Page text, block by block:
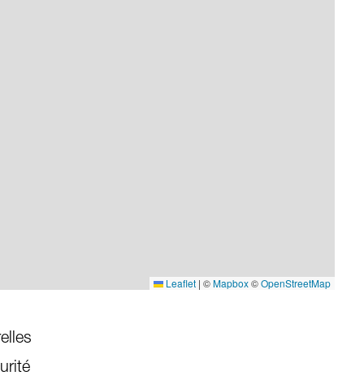
Leaflet | ©Mapbox©OpenStreetMap